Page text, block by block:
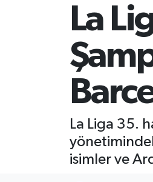
La
La Liga 35.
isimler ve
BİYOGRAFİLER
Balıkesir Trafik
Süper Lig Puan Durumu
Tüm Manşetler
Haber Arşivi